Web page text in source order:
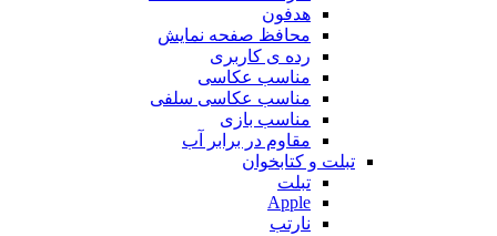
هدفون
محافظ صفحه نمایش
رده ی کاربری
مناسب عکاسی
مناسب عکاسی سلفی
مناسب بازی
مقاوم در برابر آب
تبلت و کتابخوان
تبلت
Apple
نارتب